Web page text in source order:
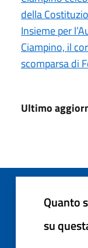
della
Insieme per
Ciampino, il
scomparsa di
Ultimo
Quanto
su